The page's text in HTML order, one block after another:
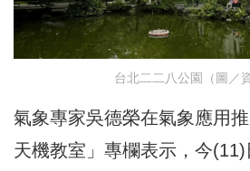
台北二二八公園（圖／
氣象專家吳德榮在氣象應用
天機教室」專欄表示，今